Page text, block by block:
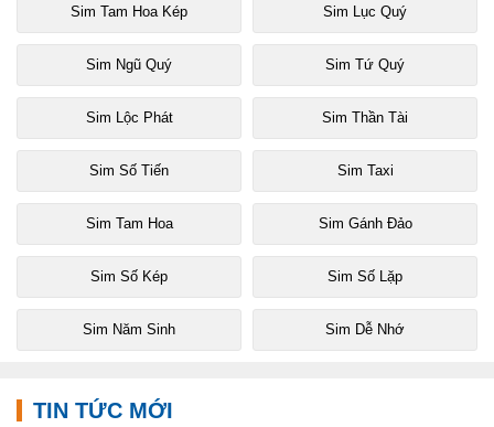
Sim Tam Hoa Kép Sim Lục Quý
Sim Ngũ Quý Sim Tứ Quý
Sim Lộc Phát Sim Thần Tài
Sim Số Tiến Sim Taxi
Sim Tam Hoa Sim Gánh Đảo
Sim Số Kép Sim Số Lặp
Sim Năm Sinh Sim Dễ Nhớ
TIN TỨC MỚI